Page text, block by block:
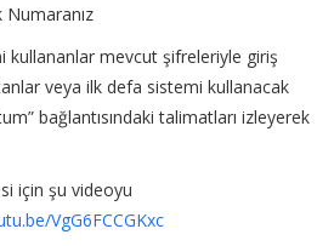
Numaranız
kullananlar mevcut şifreleriyle giriş
veya ilk defa sistemi kullanacak
bağlantısındaki talimatları izleyerek
için şu videoyu
VgG6FCCGKxc